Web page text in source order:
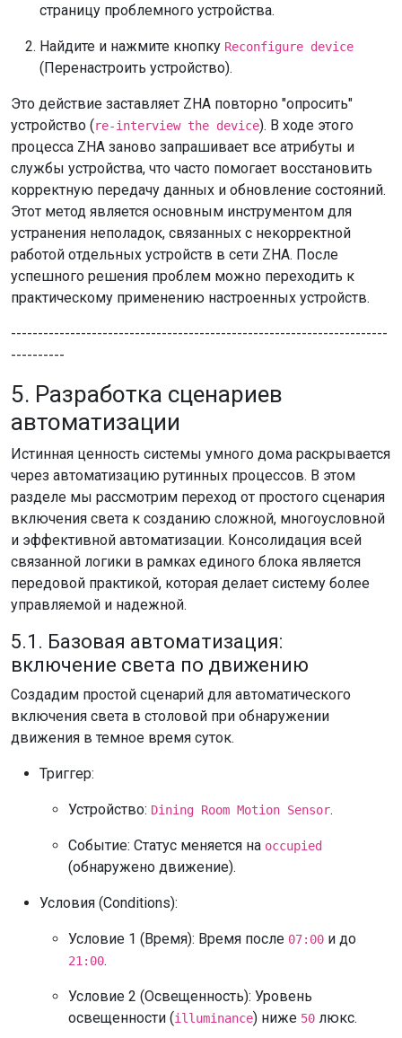
страницу проблемного устройства.
Найдите и нажмите кнопку Reconfigure device
(Перенастроить устройство).
Это действие заставляет ZHA повторно "опросить"
устройство (re-interview the device). В ходе этого
процесса ZHA заново запрашивает все атрибуты и
службы устройства, что часто помогает восстановить
корректную передачу данных и обновление состояний.
Этот метод является основным инструментом для
устранения неполадок, связанных с некорректной
работой отдельных устройств в сети ZHA. После
успешного решения проблем можно переходить к
практическому применению настроенных устройств.
----------------------------------------------------------------------
----------
5. Разработка сценариев
автоматизации
Истинная ценность системы умного дома раскрывается
через автоматизацию рутинных процессов. В этом
разделе мы рассмотрим переход от простого сценария
включения света к созданию сложной, многоусловной
и эффективной автоматизации. Консолидация всей
связанной логики в рамках единого блока является
передовой практикой, которая делает систему более
управляемой и надежной.
5.1. Базовая автоматизация:
включение света по движению
Создадим простой сценарий для автоматического
включения света в столовой при обнаружении
движения в темное время суток.
Триггер:
Устройство: Dining Room Motion Sensor.
Событие: Статус меняется на occupied
(обнаружено движение).
Условия (Conditions):
Условие 1 (Время): Время после 07:00 и до
21:00.
Условие 2 (Освещенность): Уровень
освещенности (illuminance) ниже 50 люкс.